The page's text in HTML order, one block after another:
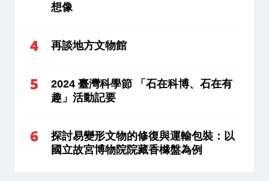
想像
再談地方文物館
2024 臺灣科學節 「石在科博、石在有
趣」活動記要
探討易變形文物的修復與運輸包裝：以
國立故宮博物院院藏香櫞盤為例